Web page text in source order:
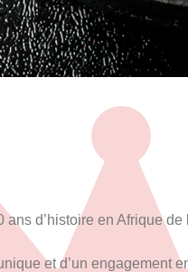
d’histoire en Afrique
et d’un